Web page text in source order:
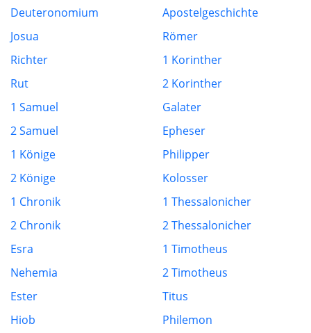
Deuteronomium
Josua
Richter
Rut
1 Samuel
2 Samuel
1 Könige
2 Könige
1 Chronik
2 Chronik
Esra
Nehemia
Ester
Hiob
Apostelgeschichte
Römer
1 Korinther
2 Korinther
Galater
Epheser
Philipper
Kolosser
1 Thessalonicher
2 Thessalonicher
1 Timotheus
2 Timotheus
Titus
Philemon